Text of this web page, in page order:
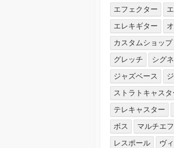
エフェクター
エレキギター
カスタムショップ
グレッチ
シグ
ジャズベース
ストラトキャスタ
テレキャスター
ボス
マルチエ
レスポール
ヴ